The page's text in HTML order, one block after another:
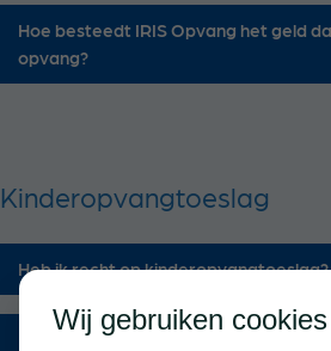
Hoe besteedt IRIS Opvang het geld
opvang?
Kinderopvangtoeslag
Heb ik recht op kinderopvangtoeslag?
Hoe vraag ik kinderopvangtoeslag
Wij gebruiken